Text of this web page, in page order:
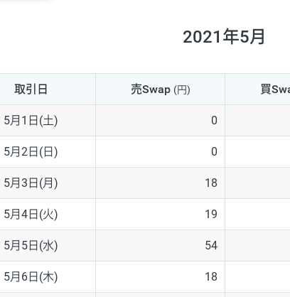
AUD/USD
NZD/USD 41円
EUR/GBP 71円
EUR/AUD 103円
GBP/AUD 43円
AUD/NZD 66円
EUR/CHF 111円
2021年5月
取引日 売Swap (円) 買
5月1日(土) 0
5月2日(日) 0
5月3日(月) 18
5月4日(火) 19
5月5日(水) 54
5月6日(木) 18